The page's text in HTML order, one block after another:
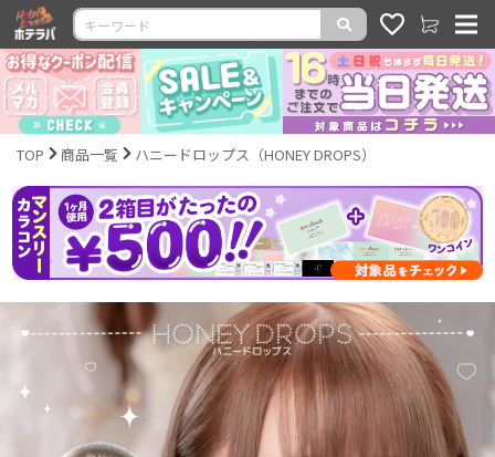
TOP 商品一覧 ハニードロップス（HONEY DROPS）